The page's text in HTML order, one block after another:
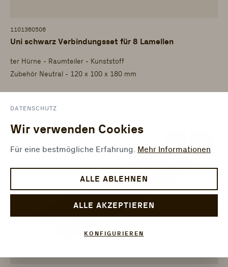
1101360506
Uni schwarz Verbindungsset für 8 Lamellen
ter Hürne - Raumteiler - Kunststoff
Zubehör Neutral - 120 x 100 x 180 mm
DATENSCHUTZ
Wir verwenden Cookies
Für eine bestmögliche Erfahrung. Mehr Informationen
ALLE ABLEHNEN
ALLE AKZEPTIEREN
KONFIGURIEREN